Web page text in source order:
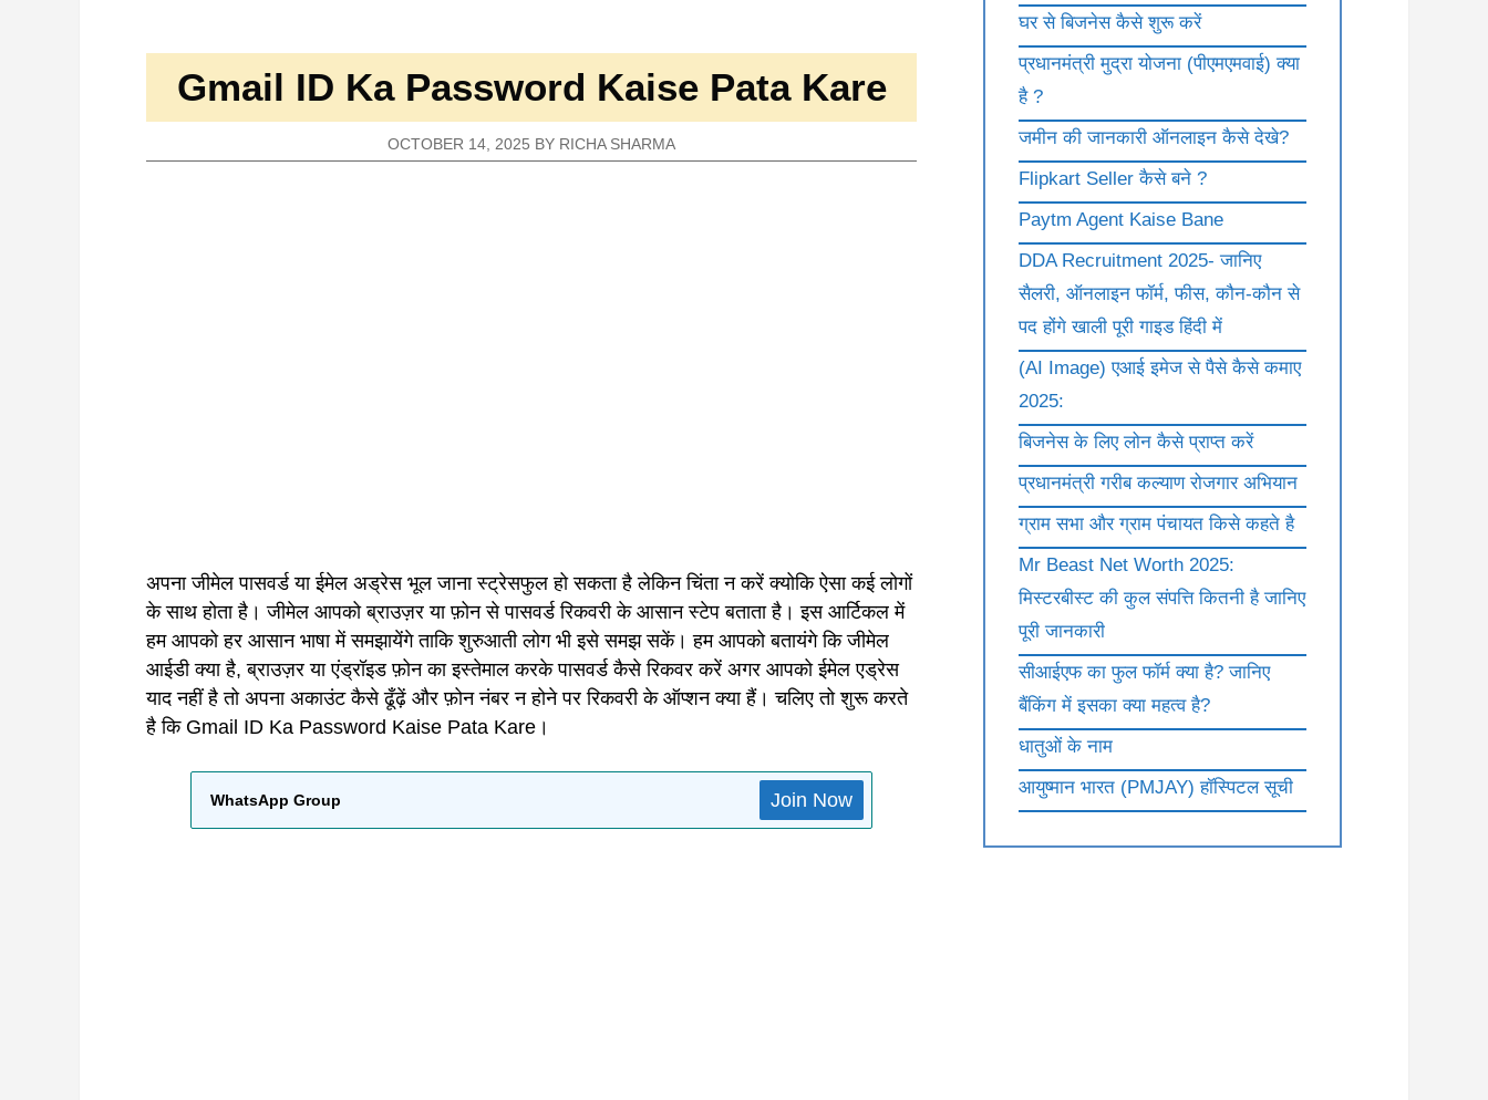
Gmail ID Ka Password Kaise Pata Kare
OCTOBER 14, 2025 BY RICHA SHARMA
अपना जीमेल पासवर्ड या ईमेल अड्रेस भूल जाना स्ट्रेसफुल हो सकता है लेकिन चिंता न करें क्योकि ऐसा कई लोगों
के साथ होता है। जीमेल आपको ब्राउज़र या फ़ोन से पासवर्ड रिकवरी के आसान स्टेप बताता है। इस आर्टिकल में
हम आपको हर आसान भाषा में समझायेंगे ताकि शुरुआती लोग भी इसे समझ सकें। हम आपको बतायंगे कि जीमेल
आईडी क्या है, ब्राउज़र या एंड्रॉइड फ़ोन का इस्तेमाल करके पासवर्ड कैसे रिकवर करें अगर आपको ईमेल एड्रेस
याद नहीं है तो अपना अकाउंट कैसे ढूँढ़ें और फ़ोन नंबर न होने पर रिकवरी के ऑप्शन क्या हैं। चलिए तो शुरू करते
है कि Gmail ID Ka Password Kaise Pata Kare।
WhatsApp Group Join Now
घर से बिजनेस कैसे शुरू करें
प्रधानमंत्री मुद्रा योजना (पीएमएमवाई) क्या
है ?
जमीन की जानकारी ऑनलाइन कैसे देखे?
Flipkart Seller कैसे बने ?
Paytm Agent Kaise Bane
DDA Recruitment 2025- जानिए
सैलरी, ऑनलाइन फॉर्म, फीस, कौन-कौन से
पद होंगे खाली पूरी गाइड हिंदी में
(AI Image) एआई इमेज से पैसे कैसे कमाए
2025:
बिजनेस के लिए लोन कैसे प्राप्त करें
प्रधानमंत्री गरीब कल्याण रोजगार अभियान
ग्राम सभा और ग्राम पंचायत किसे कहते है
Mr Beast Net Worth 2025:
मिस्टरबीस्ट की कुल संपत्ति कितनी है जानिए
पूरी जानकारी
सीआईएफ का फुल फॉर्म क्या है? जानिए
बैंकिंग में इसका क्या महत्व है?
धातुओं के नाम
आयुष्मान भारत (PMJAY) हॉस्पिटल सूची